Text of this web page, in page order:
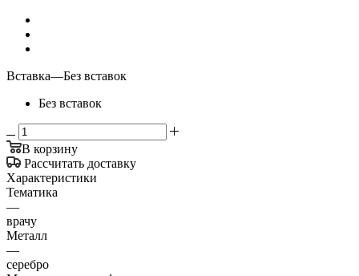
Вставка—Без вставок
Без вставок
В корзину
Рассчитать доставку
Характеристики
Тематика
—
врачу
Металл
—
серебро